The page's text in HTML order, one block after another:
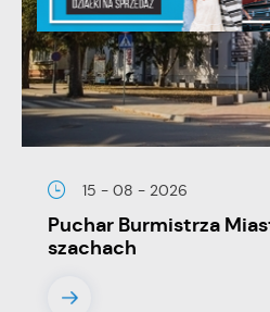
15 - 08 - 2026
Puchar Burmistrza
szachach